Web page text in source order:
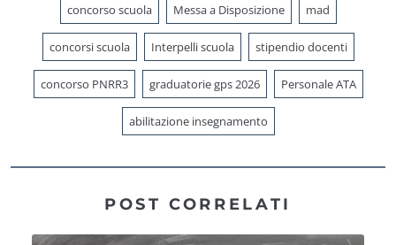
concorso scuola Messa a Disposizione mad
concorsi scuola Interpelli scuola stipendio docenti
concorso PNRR3 graduatorie gps 2026 Personale ATA
abilitazione insegnamento
POST CORRELATI